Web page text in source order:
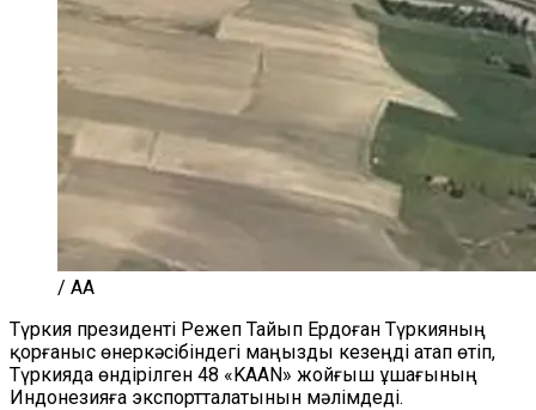
/ AA
Түркия президенті Режеп Тайып Ердоған Түркияның
қорғаныс өнеркәсібіндегі маңызды кезеңді атап өтіп,
Түркияда өндірілген 48 «KAAN» жойғыш ұшағының
Индонезияға экспортталатынын мәлімдеді.